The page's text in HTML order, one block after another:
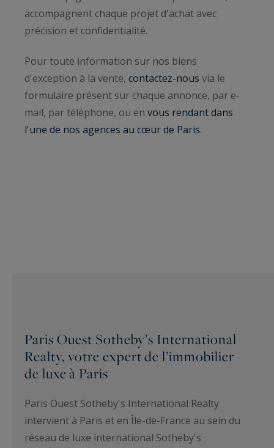
accompagnent chaque projet d'achat avec
précision et confidentialité.
Pour toute information sur nos biens
d'exception à la vente, contactez-nous via le
formulaire présent sur chaque annonce, par e-
mail, par téléphone, ou en vous rendant dans
l'une de nos agences au cœur de Paris.
Paris Ouest Sotheby’s International
Realty, votre expert de l’immobilier
de luxe à Paris
Paris Ouest Sotheby's International Realty
intervient à Paris et en Île-de-France au sein du
réseau de luxe international Sotheby's